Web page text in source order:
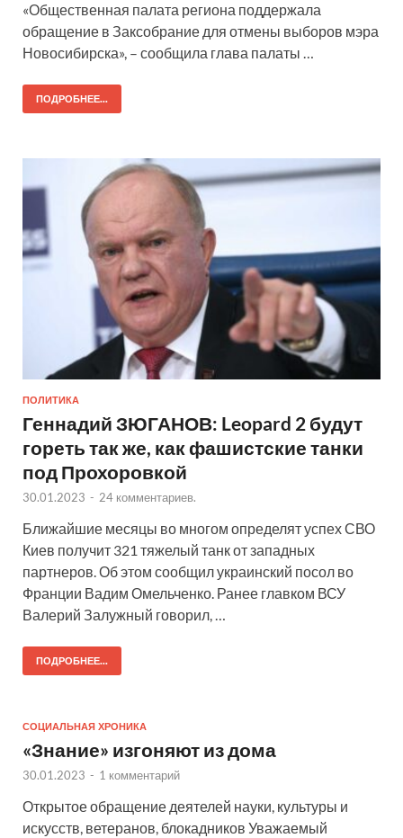
«Общественная палата региона поддержала
обращение в Заксобрание для отмены выборов мэра
Новосибирска», – сообщила глава палаты …
ПОДРОБНЕЕ...
ПОЛИТИКА
Геннадий ЗЮГАНОВ: Leopard 2 будут
гореть так же, как фашистские танки
под Прохоровкой
30.01.2023 - 24 комментариев.
Ближайшие месяцы во многом определят успех СВО
Киев получит 321 тяжелый танк от западных
партнеров. Об этом сообщил украинский посол во
Франции Вадим Омельченко. Ранее главком ВСУ
Валерий Залужный говорил, …
ПОДРОБНЕЕ...
СОЦИАЛЬНАЯ ХРОНИКА
«Знание» изгоняют из дома
30.01.2023 - 1 комментарий
Открытое обращение деятелей науки, культуры и
искусств, ветеранов, блокадников Уважаемый